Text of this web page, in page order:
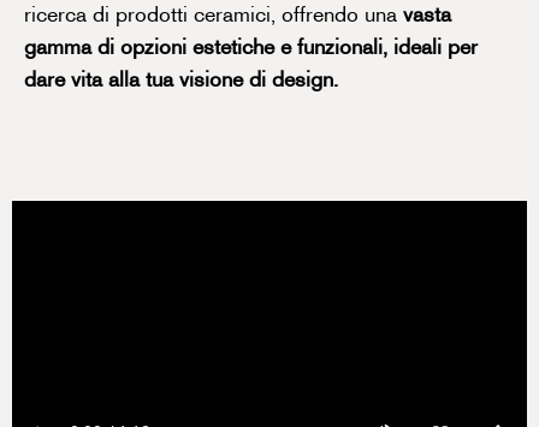
ricerca di prodotti ceramici, offrendo una vasta
gamma di opzioni estetiche e funzionali, ideali per
dare vita alla tua visione di design.